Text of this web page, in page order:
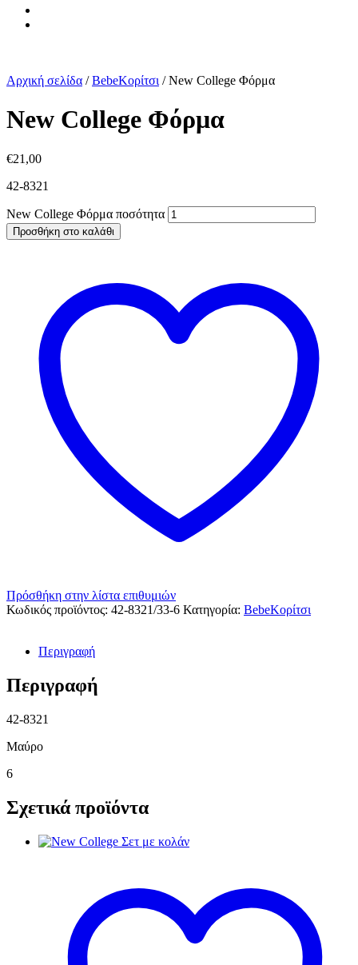
Αρχική σελίδα / BebeΚορίτσι /New College Φόρμα
New College Φόρμα
€21,00
42-8321
New College Φόρμα ποσότητα
Προσθήκη στο καλάθι
Πρόσθήκη στην λίστα επιθυμιών
Κωδικός προϊόντος: 42-8321/33-6 Κατηγορία: BebeΚορίτσι
Περιγραφή
Περιγραφή
42-8321
Μαύρο
6
Σχετικά προϊόντα